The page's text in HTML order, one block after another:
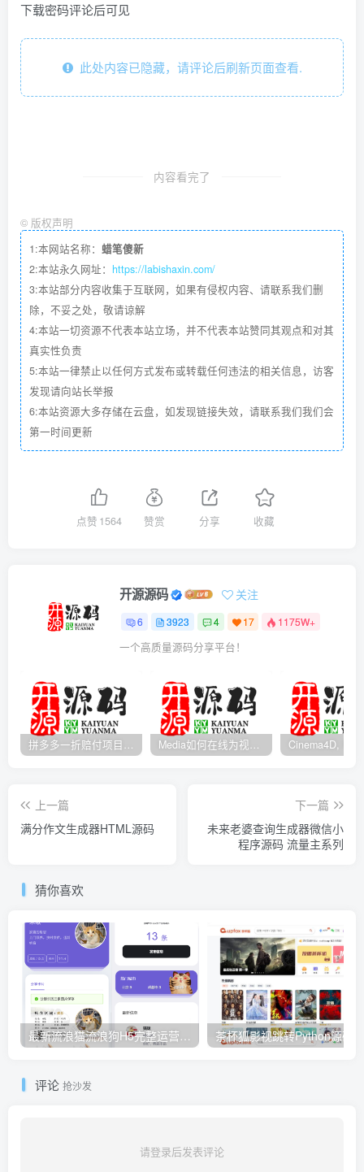
下载密码评论后可见
此处内容已隐藏，请评论后刷新页面查看.
内容看完了
© 版权声明
1:本网站名称： 蜡笔傻新
2:本站永久网址： https://labishaxin.com/
3:本站部分内容收集于互联网，如果有侵权内容、请联系我们删
除，不妥之处，敬请谅解
4:本站一切资源不代表本站立场，并不代表本站赞同其观点和对其
真实性负责
5:本站一律禁止以任何方式发布或转载任何违法的相关信息，访客
发现请向站长举报
6:本站资源大多存储在云盘，如发现链接失效，请联系我们我们会
第一时间更新
点赞 1564 赞赏 分享 收藏
开源源码 关注
6 3923 4 17 1175W+
一个高质量源码分享平台！
拼多多一折赔付项目是怎么操作的？ Media如何在线为视频自动添加字幕？
上一篇
满分作文生成器HTML源码
下一篇
未来老婆查询生成器微信小
程序源码 流量主系列
猜你喜欢
最新流浪猫流浪狗H5完整运营源码下载/可封装APP 茶杯狐影视跳转Python源码
评论 抢沙发
请登录后发表评论